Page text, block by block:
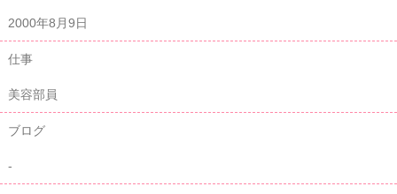
2000年8月9日
仕事
美容部員
ブログ
-